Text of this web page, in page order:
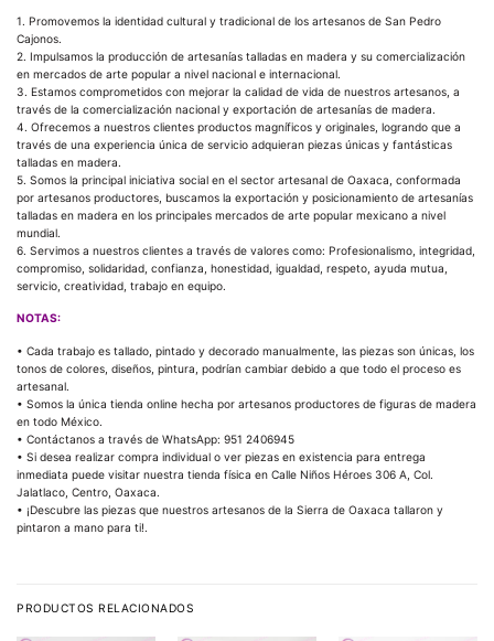
1. Promovemos la identidad cultural y tradicional de los artesanos de San Pedro
Cajonos.
2. Impulsamos la producción de artesanías talladas en madera y su comercialización
en mercados de arte popular a nivel nacional e internacional.
3. Estamos comprometidos con mejorar la calidad de vida de nuestros artesanos, a
través de la comercialización nacional y exportación de artesanías de madera.
4. Ofrecemos a nuestros clientes productos magníficos y originales, logrando que a
través de una experiencia única de servicio adquieran piezas únicas y fantásticas
talladas en madera.
5. Somos la principal iniciativa social en el sector artesanal de Oaxaca, conformada
por artesanos productores, buscamos la exportación y posicionamiento de artesanías
talladas en madera en los principales mercados de arte popular mexicano a nivel
mundial.
6. Servimos a nuestros clientes a través de valores como: Profesionalismo, integridad,
compromiso, solidaridad, confianza, honestidad, igualdad, respeto, ayuda mutua,
servicio, creatividad, trabajo en equipo.
NOTAS:
• Cada trabajo es tallado, pintado y decorado manualmente, las piezas son únicas, los
tonos de colores, diseños, pintura, podrían cambiar debido a que todo el proceso es
artesanal.
• Somos la única tienda online hecha por artesanos productores de figuras de madera
en todo México.
• Contáctanos a través de WhatsApp: 951 2406945
• Si desea realizar compra individual o ver piezas en existencia para entrega
inmediata puede visitar nuestra tienda física en Calle Niños Héroes 306 A, Col.
Jalatlaco, Centro, Oaxaca.
• ¡Descubre las piezas que nuestros artesanos de la Sierra de Oaxaca tallaron y
pintaron a mano para ti!.
PRODUCTOS RELACIONADOS